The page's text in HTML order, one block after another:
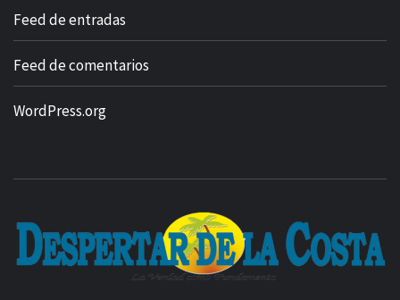
Feed de entradas
Feed de comentarios
WordPress.org